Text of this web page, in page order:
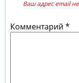
Ваш адрес email
Комментарий *